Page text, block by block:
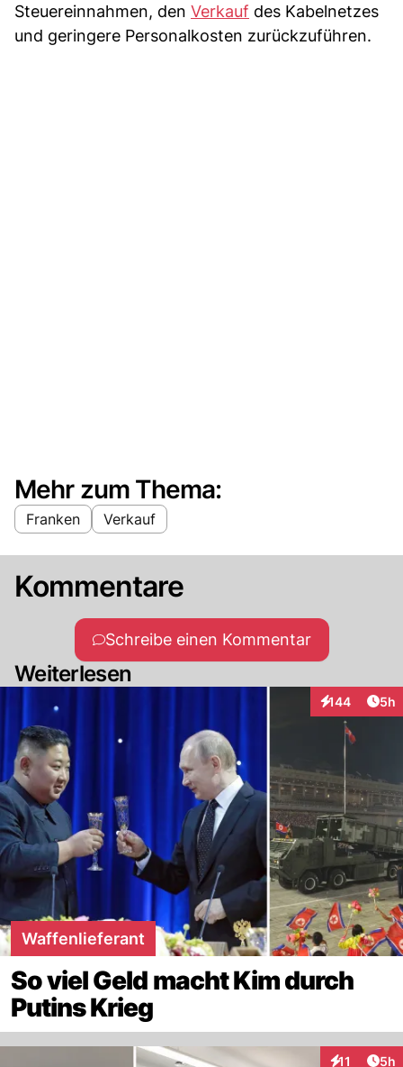
Steuereinnahmen, den Verkauf des Kabelnetzes
und geringere Personalkosten zurückzuführen.
Mehr zum Thema:
Franken Verkauf
Kommentare
Schreibe einen Kommentar
Weiterlesen
144
Interaktionen
5h
Waffenlieferant
So viel Geld macht Kim durch
Putins Krieg
11 5h